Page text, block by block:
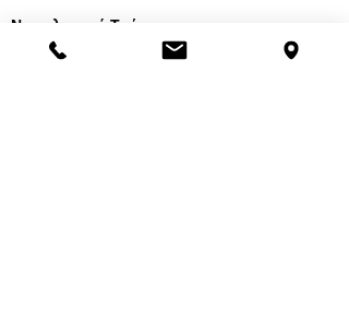
Νοσηλευτικά Τμήματα
Χειμερινό ωράριο: 11.00-13.00
17.30-19.30